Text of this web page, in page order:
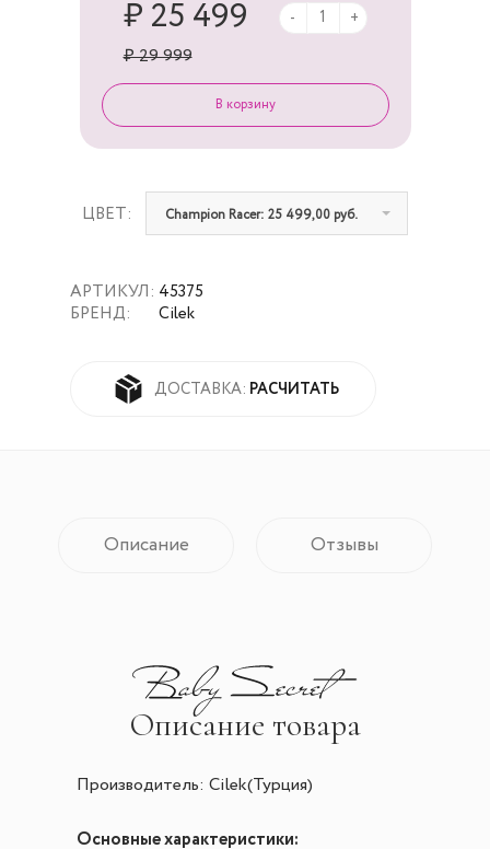
АРТИКУЛ:
БРЕНД:
45375
Cilek
ДОСТАВКА: РАСЧИТАТЬ
ЦВЕТ: Champion Racer: 25 499,00 руб.
₽ 25 499
₽ 29 999
- +
Описание Отзывы
Описание товара
Производитель: Cilek(Турция)
Основные характеристики: